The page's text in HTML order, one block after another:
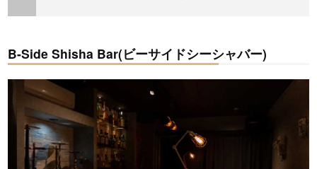
B-Side Shisha Bar(ビーサイドシーシャバー)